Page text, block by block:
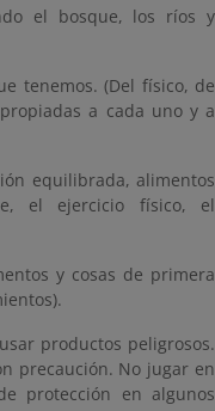
el bosque, los ríos y
tenemos. (Del físico, de
a cada uno y a
equilibrada, alimentos
el ejercicio físico, el
y cosas de primera
productos peligrosos.
precaución. No jugar en
protección en algunos